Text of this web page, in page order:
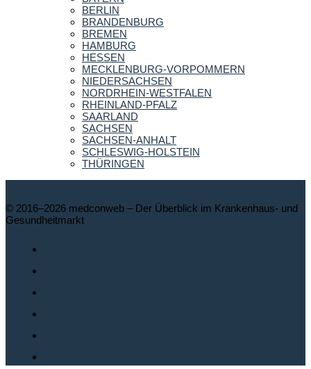
BERLIN
BRANDENBURG
BREMEN
HAMBURG
HESSEN
MECKLENBURG-VORPOMMERN
NIEDERSACHSEN
NORDRHEIN-WESTFALEN
RHEINLAND-PFALZ
SAARLAND
SACHSEN
SACHSEN-ANHALT
SCHLESWIG-HOLSTEIN
THÜRINGEN
© 2016–2026 medconweb – Der Überblick im Krankenhaus- und
Gesundheitmarkt